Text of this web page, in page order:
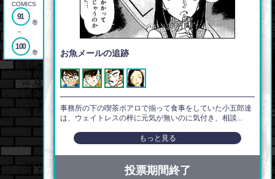
お魚メールの追跡
事務所の下の喫茶ポアロで揃って食事をしていた小五郎達
は、ウェイトレスの梓に元気が無いのに気付き、相談...
もっと見る
投票期間終了
COMICS
91
巻
～
100
巻